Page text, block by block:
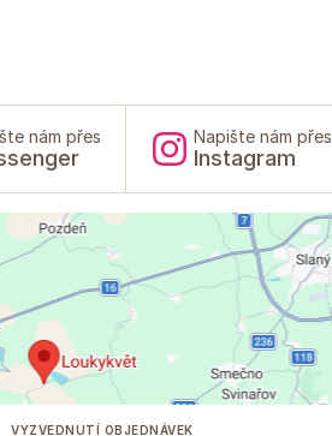
nám přes Napište nám přes
Instagram
VYZVEDNUTÍ OBJEDNÁVEK